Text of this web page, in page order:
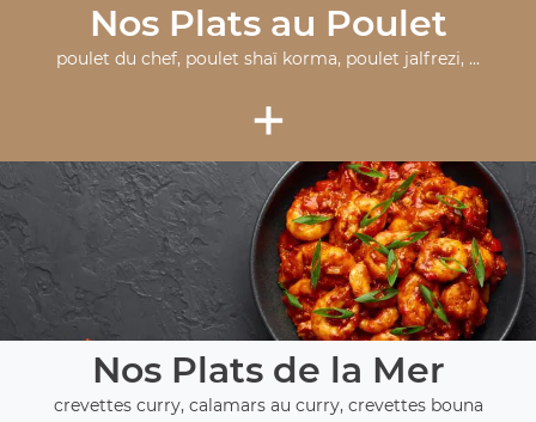
Nos Plats au Poulet
poulet du chef, poulet shaï korma, poulet jalfrezi, ...
+
Nos Plats de la Mer
crevettes curry, calamars au curry, crevettes bouna